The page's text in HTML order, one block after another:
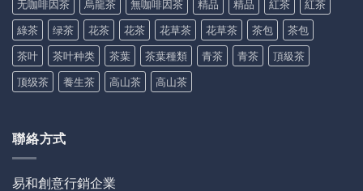
无咖啡因茶
烏龍茶 無咖啡因茶 精品 精品 紅茶
紅茶
綠茶
绿茶 花茶 花茶 花草茶 花草茶 茶包
茶包
茶叶
茶叶种类 茶葉 茶葉種類 青茶 青茶
頂級茶
顶级茶
養生茶 高山茶 高山茶
聯絡方式
易和創意行銷企業